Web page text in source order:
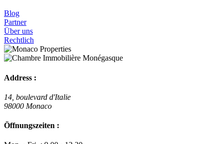
Blog
Partner
Über uns
Rechtlich
Address :
14, boulevard d'Italie
98000 Monaco
Öffnungszeiten :